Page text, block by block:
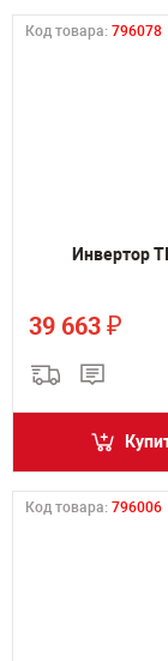
Код товара: 796078
Инвертор
39 663 ₽
Код товара: 796006